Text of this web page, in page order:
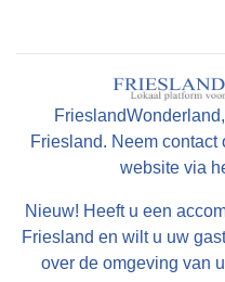
Friesland. Neem contact
website via
Nieuw! Heeft u een
Friesland en wilt u uw
over de omgeving van